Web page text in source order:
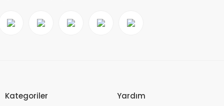
Kategoriler Yardım